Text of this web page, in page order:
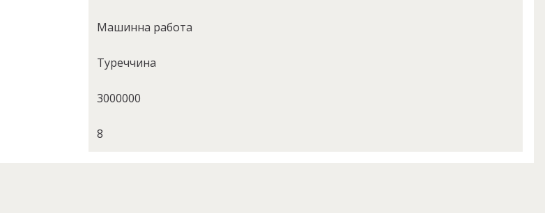
Машинна работа
Туреччина
3000000
8